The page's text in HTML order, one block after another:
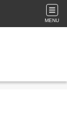
MENU